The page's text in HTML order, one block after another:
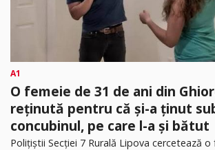
A1
O femeie de 31 de ani din
reținută pentru că și-a ținut
concubinul, pe care l-a și bătut
​Polițiștii Secției 7 Rurală Lipova cercetează